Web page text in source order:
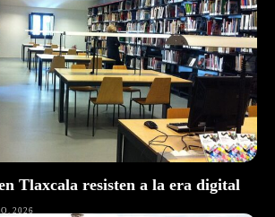
Tlaxcala resisten a la era digital
2026